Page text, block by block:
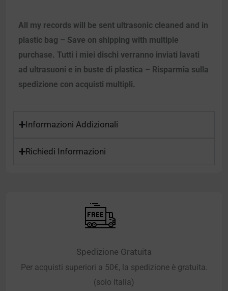
All my records will be sent ultrasonic cleaned and in
plastic bag – Save on shipping with multiple
purchase. Tutti i miei dischi verranno inviati lavati
ad ultrasuoni e in buste di plastica – Risparmia sulla
spedizione con acquisti multipli.
Informazioni Addizionali
Richiedi Informazioni
Spedizione Gratuita
Per acquisti superiori a 50€, la spedizione è gratuita.
(solo Italia)